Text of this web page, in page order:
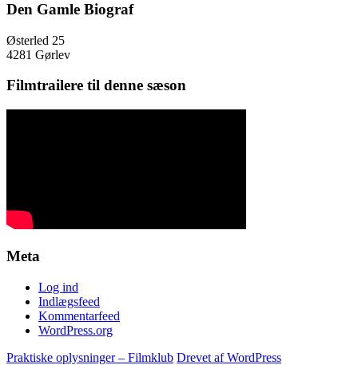
Den Gamle Biograf
Østerled 25
4281 Gørlev
Filmtrailere til denne sæson
Meta
Log ind
Indlægsfeed
Kommentarfeed
WordPress.org
Praktiske oplysninger – Filmklub Drevet af WordPress